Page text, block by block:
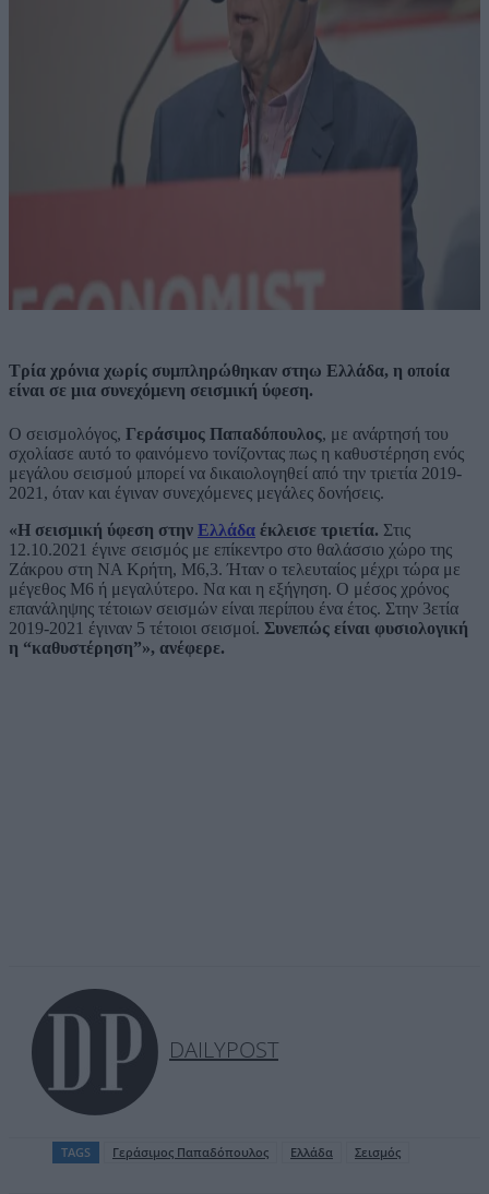
Τρία χρόνια χωρίς συμπληρώθηκαν στηω Ελλάδα, η οποία
είναι σε μια συνεχόμενη σεισμική ύφεση.
Ο σεισμολόγος, Γεράσιμος Παπαδόπουλος, με ανάρτησή του
σχολίασε αυτό το φαινόμενο τονίζοντας πως η καθυστέρηση ενός
μεγάλου σεισμού μπορεί να δικαιολογηθεί από την τριετία 2019-
2021, όταν και έγιναν συνεχόμενες μεγάλες δονήσεις.
«H σεισμική ύφεση στην Ελλάδα έκλεισε τριετία. Στις
12.10.2021 έγινε σεισμός με επίκεντρο στο θαλάσσιο χώρο της
Ζάκρου στη ΝΑ Κρήτη, Μ6,3. Ήταν ο τελευταίος μέχρι τώρα με
μέγεθος Μ6 ή μεγαλύτερο. Να και η εξήγηση. Ο μέσος χρόνος
επανάληψης τέτοιων σεισμών είναι περίπου ένα έτος. Στην 3ετία
2019-2021 έγιναν 5 τέτοιοι σεισμοί. Συνεπώς είναι φυσιολογική
η “καθυστέρηση”», ανέφερε.
DAILYPOST
TAGS Γεράσιμος Παπαδόπουλος Ελλάδα Σεισμός